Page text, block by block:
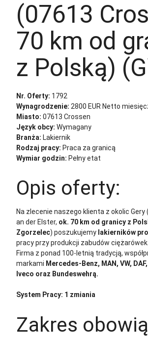
(07613
70 km od
z Polską)
Nr. Oferty: 1792
Wynagrodzenie: 2800 EUR Netto
Miasto: 07613 Crossen
Język obcy: Wymagany
Branża: Lakiernik
Rodzaj pracy: Praca za granicą
Wymiar godzin: Pełny etat
Opis oferty:
Na zlecenie naszego klienta z okolic Gery
an der Elster, ok. 70 km od granicy z
Zgorzelec) poszukujemy lakierników
pracy przy produkcji zabudów ciężarówek.
Firma z ponad 100-letnią tradycją,
markami Mercedes-Benz, MAN, VW,
Iveco oraz Bundeswehrą.
System Pracy: 1 zmiania
Zakres